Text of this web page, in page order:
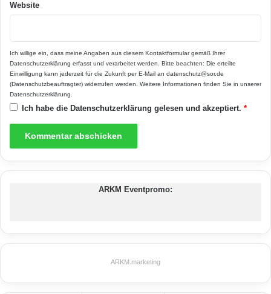
Website
Ich willige ein, dass meine Angaben aus diesem Kontaktformular gemäß Ihrer
Datenschutzerklärung erfasst und verarbeitet werden. Bitte beachten: Die erteilte
Einwilligung kann jederzeit für die Zukunft per E-Mail an datenschutz@sor.de
(Datenschutzbeauftragter) widerrufen werden. Weitere Informationen finden Sie in unserer
Datenschutzerklärung
Ich habe die Datenschutzerklärung gelesen und akzeptiert. *
ARKM Eventpromo:
ARKM.marketing